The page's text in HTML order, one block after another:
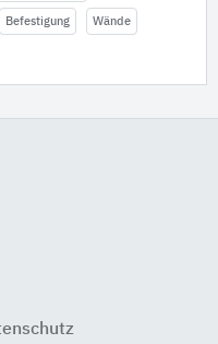
Befestigung Wände